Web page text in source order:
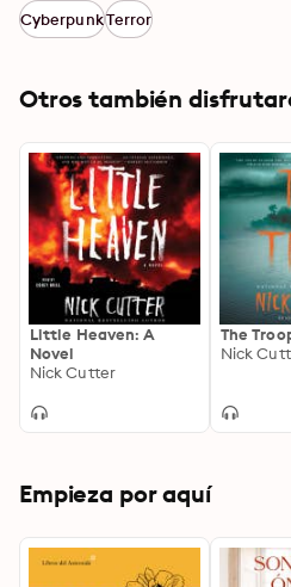
the sea’s surface. But when
incommunicado, a brave few
lurking at those crushing
CyberpunkTerror
Otros también
Little Heaven: A
Novel
Nick Cutter
The
Nick
Empieza por aquí